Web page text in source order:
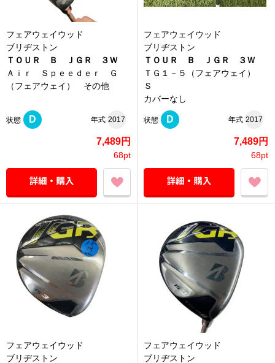
フェアウェイウッド
ブリヂストン
ＴＯＵＲ Ｂ ＪＧＲ ３Ｗ
Ａｉｒ Ｓｐｅｅｄｅｒ Ｇ
（フェアウェイ） その他
状態 D 年式 2017
7,489円
68pt
フェアウェイウッド
ブリヂストン
ＴＯＵＲ Ｂ ＪＧＲ ３Ｗ
ＴＧ１－５（フェアウェイ）
Ｓ
カバーなし
状態 D 年式 2017
7,489円
68pt
フェアウェイウッド
ブリヂストン
フェアウェイウッド
ブリヂストン